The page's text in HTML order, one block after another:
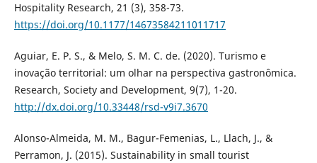
Hospitality Research, 21 (3), 358-73.
https://doi.org/10.1177/14673584211011717
Aguiar, E. P. S., & Melo, S. M. C. de. (2020). Turismo e
inovação territorial: um olhar na perspectiva gastronômica.
Research, Society and Development, 9(7), 1-20.
http://dx.doi.org/10.33448/rsd-v9i7.3670
Alonso-Almeida, M. M., Bagur-Femenias, L., Llach, J., &
Perramon, J. (2015). Sustainability in small tourist